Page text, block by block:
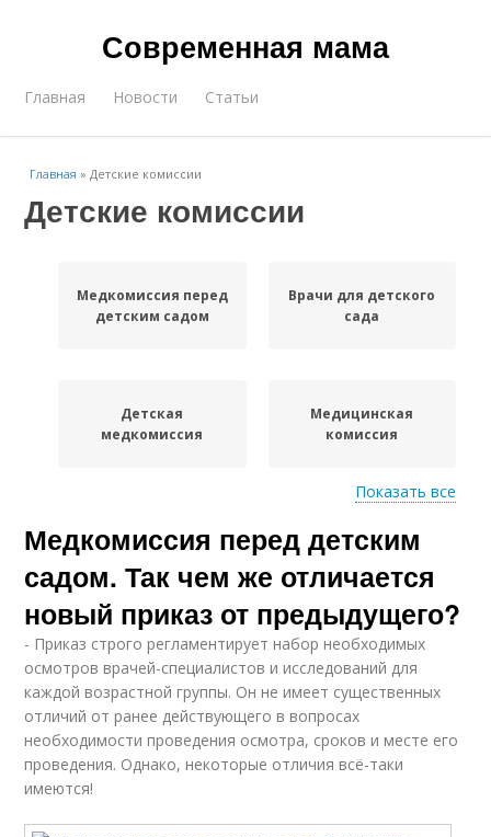
Современная мама
Главная Новости Статьи
Главная »Детские комиссии
Детские комиссии
Медкомиссия перед
детским садом
Врачи для детского
сада
Детская
медкомиссия
Медицинская
комиссия
Комиссии для детей Комиссия в садик
Медосмотр в детский
сад
Медкомиссии в
детский сад
Комиссия в
Группы в детских
Показать все
Медкомиссия перед детским
садом. Так чем же отличается
новый приказ от предыдущего?
- Приказ строго регламентирует набор необходимых
осмотров врачей-специалистов и исследований для
каждой возрастной группы. Он не имеет существенных
отличий от ранее действующего в вопросах
необходимости проведения осмотра, сроков и месте его
проведения. Однако, некоторые отличия всё-таки
имеются!